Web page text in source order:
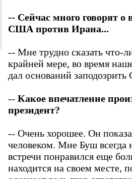
-- Сейчас много говорят
США против Ирана...
-- Мне трудно сказать что-
крайней мере, во время
дал оснований
-- Какое впечатление
президент?
-- Очень хорошее. Он
человеком. Мне Буш всегда
встречи понравился еще
находится на своем месте,